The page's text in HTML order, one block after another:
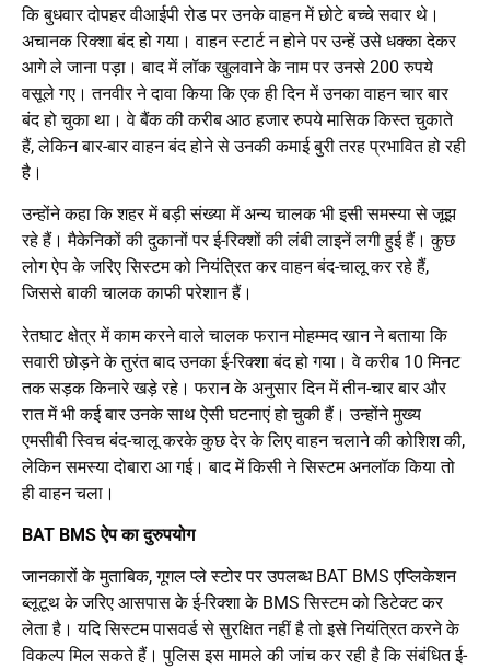
कि बुधवार दोपहर वीआईपी रोड पर उनके वाहन में छोटे बच्चे सवार थे।
अचानक रिक्शा बंद हो गया। वाहन स्टार्ट न होने पर उन्हें उसे धक्का देकर
आगे ले जाना पड़ा। बाद में लॉक खुलवाने के नाम पर उनसे 200 रुपये
वसूले गए। तनवीर ने दावा किया कि एक ही दिन में उनका वाहन चार बार
बंद हो चुका था। वे बैंक की करीब आठ हजार रुपये मासिक किस्त चुकाते
हैं, लेकिन बार-बार वाहन बंद होने से उनकी कमाई बुरी तरह प्रभावित हो रही
है।
उन्होंने कहा कि शहर में बड़ी संख्या में अन्य चालक भी इसी समस्या से जूझ
रहे हैं। मैकेनिकों की दुकानों पर ई-रिक्शों की लंबी लाइनें लगी हुई हैं। कुछ
लोग ऐप के जरिए सिस्टम को नियंत्रित कर वाहन बंद-चालू कर रहे हैं,
जिससे बाकी चालक काफी परेशान हैं।
रेतघाट क्षेत्र में काम करने वाले चालक फरान मोहम्मद खान ने बताया कि
सवारी छोड़ने के तुरंत बाद उनका ई-रिक्शा बंद हो गया। वे करीब 10 मिनट
तक सड़क किनारे खड़े रहे। फरान के अनुसार दिन में तीन-चार बार और
रात में भी कई बार उनके साथ ऐसी घटनाएं हो चुकी हैं। उन्होंने मुख्य
एमसीबी स्विच बंद-चालू करके कुछ देर के लिए वाहन चलाने की कोशिश की,
लेकिन समस्या दोबारा आ गई। बाद में किसी ने सिस्टम अनलॉक किया तो
ही वाहन चला।
BAT BMS ऐप का दुरुपयोग
जानकारों के मुताबिक, गूगल प्ले स्टोर पर उपलब्ध BAT BMS एप्लिकेशन
ब्लूटूथ के जरिए आसपास के ई-रिक्शा के BMS सिस्टम को डिटेक्ट कर
लेता है। यदि सिस्टम पासवर्ड से सुरक्षित नहीं है तो इसे नियंत्रित करने के
विकल्प मिल सकते हैं। पुलिस इस मामले की जांच कर रही है कि संबंधित ई-